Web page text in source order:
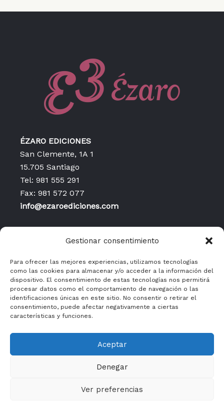
Gestionar consentimiento
Para ofrecer las mejores experiencias, utilizamos tecnologías
como las cookies para almacenar y/o acceder a la información del
dispositivo. El consentimiento de estas tecnologías nos permitirá
procesar datos como el comportamiento de navegación o las
identificaciones únicas en este sitio. No consentir o retirar el
consentimiento, puede afectar negativamente a ciertas
características y funciones.
Aceptar
Denegar
Ver preferencias
ÉZARO EDICIONES
San Clemente, 1A 1
15.705 Santiago
Tel: 981 555 291
Fax: 981 572 077
info@ezaroediciones.com
Publicaciones
Política de privacidad
Aviso legal y condiciones
generales de uso
Políticas de cookies